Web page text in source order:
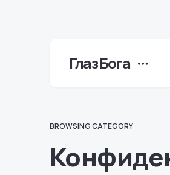
Глаз Бога
BROWSING CATEGORY